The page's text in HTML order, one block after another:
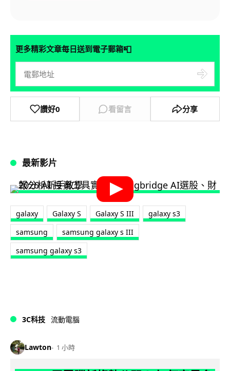
更多精彩文章每日送到電子郵箱📮
讚好0 看留言 分享
最新影片
galaxy Galaxy S Galaxy S III
galaxy s3
samsung
samsung galaxy s III
samsung galaxy s3
3C科技 流動電腦
Lawton 1 小時